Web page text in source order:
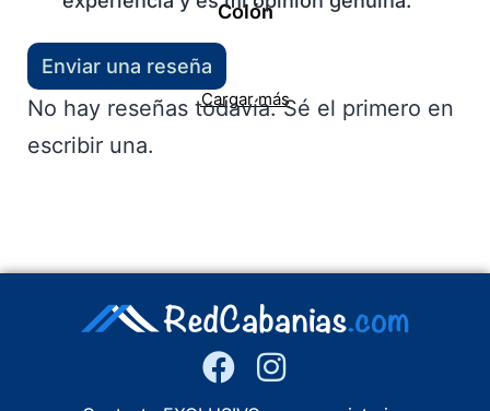
Colón
Cargar más
Enviar una reseña
No hay reseñas todavía. Sé el primero en
escribir una.